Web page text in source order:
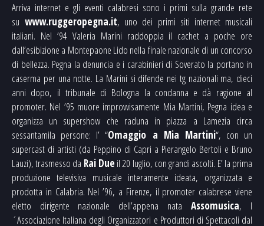
Arriva internet e gli eventi calabresi sono i primi sulla grande rete
suwww.ruggeropegna.it, uno dei primi siti internet musicali
italiani. Nel ’94 Valeria Marini raddoppia il cachet a poche ore
dall’esibizione a Montepaone Lido nella finale nazionale di un concorso
di bellezza. Pegna la denuncia e i carabinieri di Soverato la portano in
caserma per una notte. La Marini si difende nei tg nazionali ma, dieci
anni dopo, il tribunale di Bologna la condanna e dà ragione al
promoter. Nel ’95 muore improvvisamente Mia Martini, Pegna idea e
organizza un supershow che raduna in piazza a Lamezia circa
sessantamila persone: l’ “Omaggio a Mia Martini“, con un
supercast di artisti (da Peppino di Capri a Pierangelo Bertoli e Bruno
Lauzi), trasmesso da Rai Due il 20 luglio, con grandi ascolti. E’ la prima
produzione televisiva musicale interamente ideata, organizzata e
prodotta in Calabria. Nel ’96, a Firenze, il promoter calabrese viene
eletto dirigente nazionale dell’appena nataAssomusica, l
´Associazione Italiana degli Organizzatori e Produttori di Spettacoli dal